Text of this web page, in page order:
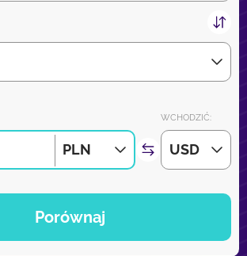
na iPhone'a i Androida:
PLN
WCHODZIĆ:
USD
Porównaj